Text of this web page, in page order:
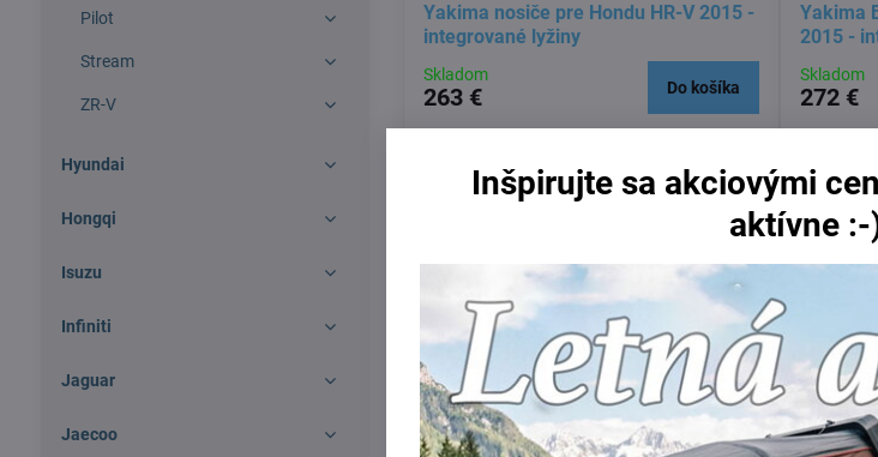
Yakima nosiče pre Hondu HR-V 2015 -
integrované lyžiny
Skladom
263 € Do košíka
Yakima
2015 -
Skladom
272 €
309 €
Pilot
Stream
ZR-V
Hyundai
Hongqi
Isuzu
Infiniti
Jaguar
Jaecoo
Inšpirujte sa akciovými
aktívne :-